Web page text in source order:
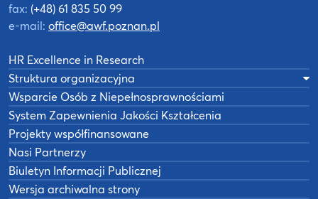
fax: (+48) 61 835 50 99
e-mail: office@awf.poznan.pl
HR Excellence in Research
Struktura organizacyjna
Wsparcie Osób z Niepełnosprawnościami
System Zapewnienia Jakości Kształcenia
Projekty współfinansowane
Nasi Partnerzy
Biuletyn Informacji Publicznej
Wersja archiwalna strony